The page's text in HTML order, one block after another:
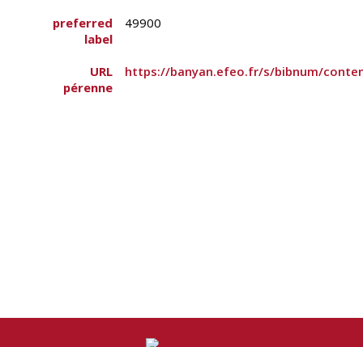
preferred
label
49900
URL
pérenne
https://banyan.efeo.fr/s/bibnum/